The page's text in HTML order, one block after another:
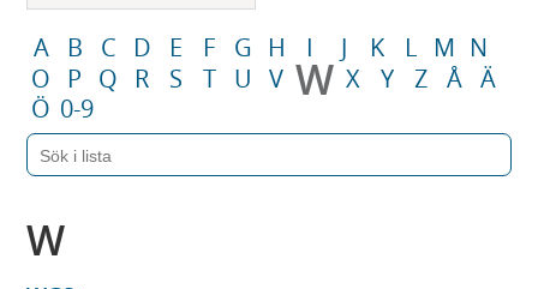
A B C D E F G H I J K L M N
O
P Q R S T U V W X Y Z Å Ä
Ö 0-9
W